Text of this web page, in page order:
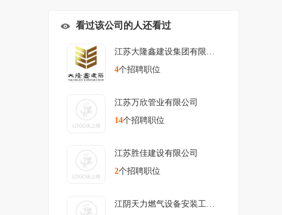
看过该公司的人还看过
江苏大隆鑫建设集团有限公司
4个招聘职位
江苏万欣管业有限公司
14个招聘职位
江苏胜佳建设有限公司
2个招聘职位
江阴天力燃气设备安装工程有限公